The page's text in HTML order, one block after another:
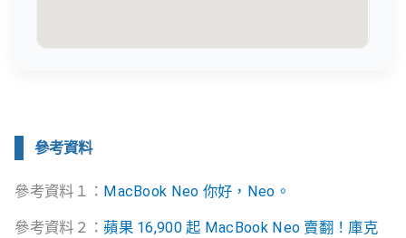
參考資料
參考資料１： MacBook Neo 你好，Neo。
參考資料２：蘋果 16,900 起 MacBook Neo 賣翻！庫克